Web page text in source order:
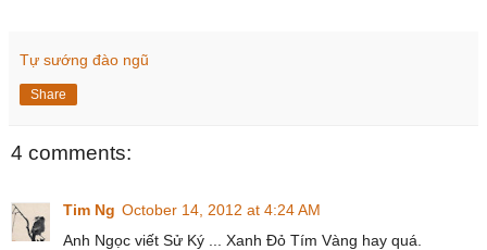
Tự sướng đào ngũ
Share
4 comments:
Tim Ng October 14, 2012 at 4:24 AM
Anh Ngọc viết Sử Ký ... Xanh Đỏ Tím Vàng hay quá.